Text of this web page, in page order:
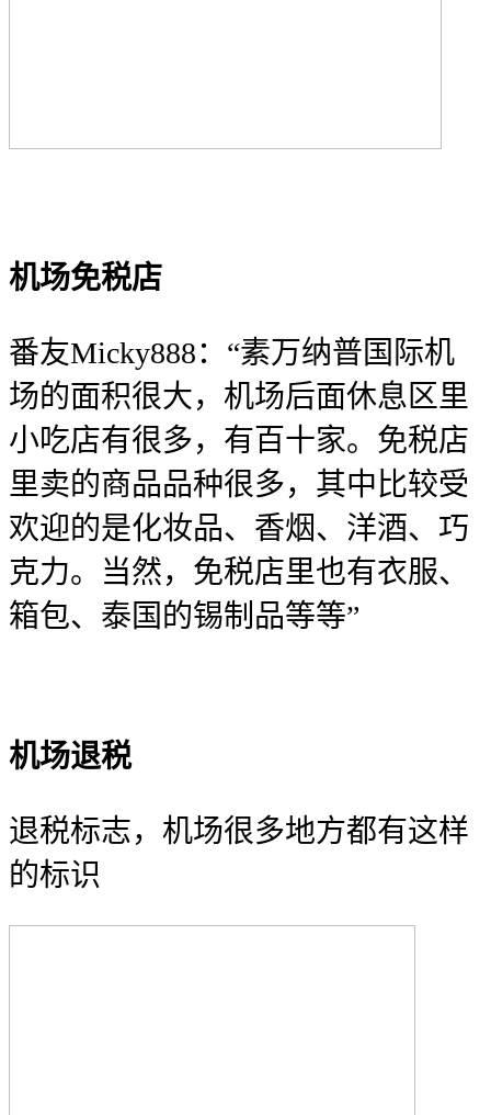
机场免税店
番友Micky888：“素万纳普国际机
场的面积很大，机场后面休息区里
小吃店有很多，有百十家。免税店
里卖的商品品种很多，其中比较受
欢迎的是化妆品、香烟、洋酒、巧
克力。当然，免税店里也有衣服、
箱包、泰国的锡制品等等”
机场退税
退税标志，机场很多地方都有这样
的标识